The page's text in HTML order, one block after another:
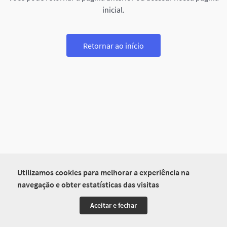
Utilizamos cookies para melhorar a experiência na
navegação e obter estatísticas das visitas
Aceitar e fechar
inicial.
Retornar ao início